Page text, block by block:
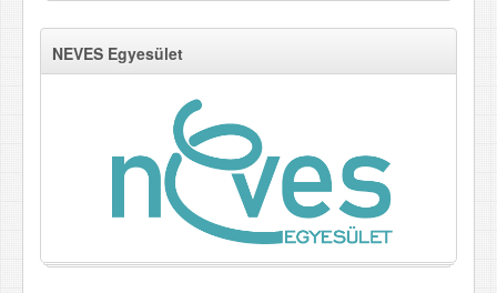
NEVES Egyesület